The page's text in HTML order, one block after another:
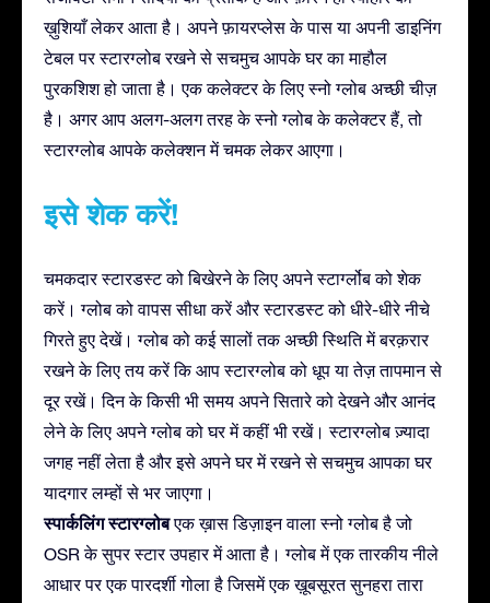
ख़ुशियाँ लेकर आता है। अपने फ़ायरप्लेस के पास या अपनी डाइनिंग
टेबल पर स्टारग्लोब रखने से सचमुच आपके घर का माहौल
पुरकशिश हो जाता है। एक कलेक्टर के लिए स्नो ग्लोब अच्छी चीज़
है। अगर आप अलग-अलग तरह के स्नो ग्लोब के कलेक्टर हैं, तो
स्टारग्लोब आपके कलेक्शन में चमक लेकर आएगा।
इसे शेक करें!
चमकदार स्टारडस्ट को बिखेरने के लिए अपने स्टार्ग्लोब को शेक
करें। ग्लोब को वापस सीधा करें और स्टारडस्ट को धीरे-धीरे नीचे
गिरते हुए देखें। ग्लोब को कई सालों तक अच्छी स्थिति में बरक़रार
रखने के लिए तय करें कि आप स्टारग्लोब को धूप या तेज़ तापमान से
दूर रखें। दिन के किसी भी समय अपने सितारे को देखने और आनंद
लेने के लिए अपने ग्लोब को घर में कहीं भी रखें। स्टारग्लोब ज़्यादा
जगह नहीं लेता है और इसे अपने घर में रखने से सचमुच आपका घर
यादगार लम्हों से भर जाएगा।
स्पार्कलिंग स्टारग्लोबएक ख़ास डिज़ाइन वाला स्नो ग्लोब है जो
OSR के सुपर स्टार उपहार में आता है। ग्लोब में एक तारकीय नीले
आधार पर एक पारदर्शी गोला है जिसमें एक ख़ूबसूरत सुनहरा तारा